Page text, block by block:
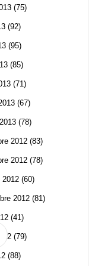
(75)
(92)
(95)
(85)
(71)
(67)
(78)
2012 (83)
2012 (78)
2012 (60)
2012 (81)
(41)
(79)
(88)